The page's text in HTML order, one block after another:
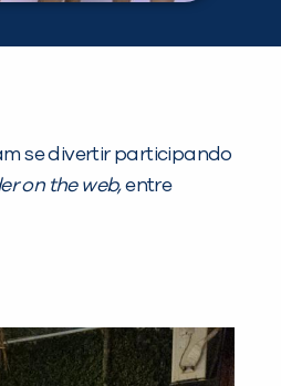
se divertir participando
on the web,entre